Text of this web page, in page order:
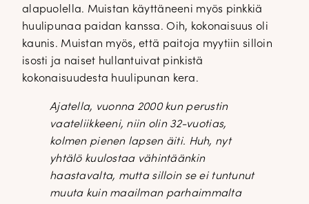
alapuolella. Muistan käyttäneeni myös pinkkiä
huulipunaa paidan kanssa. Oih, kokonaisuus oli
kaunis. Muistan myös, että paitoja myytiin silloin
isosti ja naiset hullantuivat pinkistä
kokonaisuudesta huulipunan kera.
Ajatella, vuonna 2000 kun perustin
vaateliikkeeni, niin olin 32-vuotias,
kolmen pienen lapsen äiti. Huh, nyt
yhtälö kuulostaa vähintäänkin
haastavalta, mutta silloin se ei tuntunut
muuta kuin maailman parhaimmalta